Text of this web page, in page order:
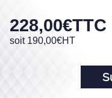
228,00€TTC
soit 190,00€HT